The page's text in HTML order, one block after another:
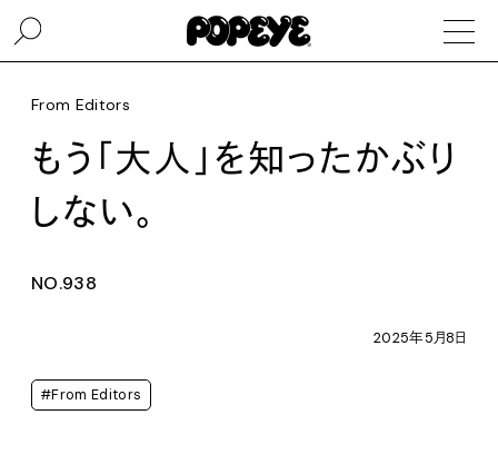
From Editors
もう「大人」を知ったかぶり
しない。
NO.938
2025年5月8日
#From Editors